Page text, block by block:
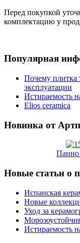
Перед покупкой
комплектацию у
Популярная
Почему плитка
эксплуатации
Истираемость
Elios ceramica
Новинка от
Новые статьи о
Испанская
Новые
Уход за
Истираемость